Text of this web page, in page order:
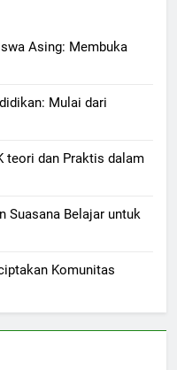
Asing: Membuka
Mulai dari
teori dan Praktis dalam
Suasana Belajar untuk
Komunitas